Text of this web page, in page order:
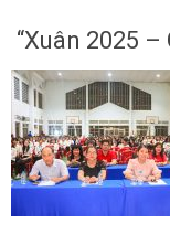
“Xuân 2025